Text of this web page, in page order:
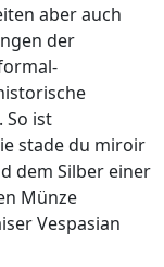
aber auch
der
So ist
stade du miroir
dem Silber einer
Münze
Vespasian